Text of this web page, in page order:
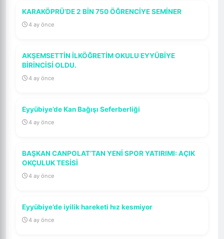
KARAKÖPRÜ’DE 2 BİN 750 ÖĞRENCİYE SEMİNER
4 ay önce
AKŞEMSETTİN İLKÖĞRETİM OKULU EYYÜBİYE
BİRİNCİSİ OLDU.
4 ay önce
Eyyübiye’de Kan Bağışı Seferberliği
4 ay önce
BAŞKAN CANPOLAT’TAN YENİ SPOR YATIRIMI: AÇIK
OKÇULUK TESİSİ
4 ay önce
Eyyübiye’de iyilik hareketi hız kesmiyor
4 ay önce